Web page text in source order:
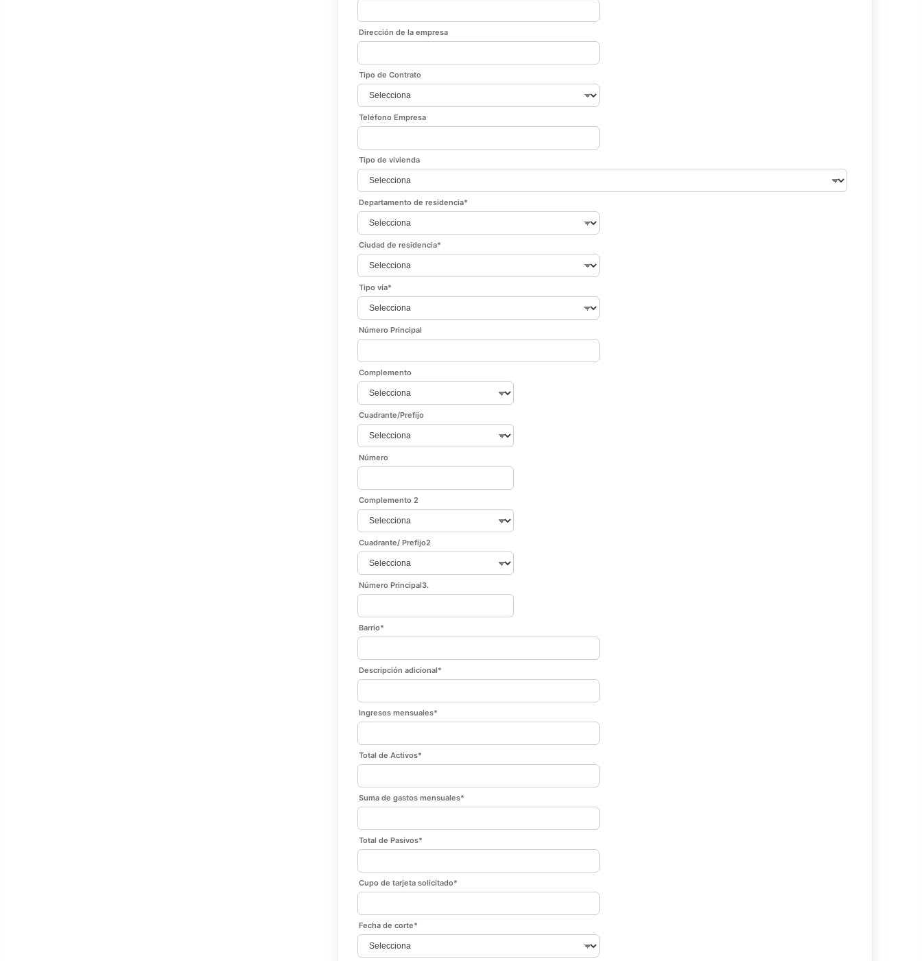
Dirección de la empresa
Tipo de Contrato
Teléfono Empresa
Tipo de vivienda
Departamento de residencia*
Ciudad de residencia*
Tipo vía*
Número Principal
Complemento
Cuadrante/Prefijo
Número
Complemento 2
Cuadrante/ Prefijo2
Número Principal3.
Barrio*
Descripción adicional*
Ingresos mensuales*
Total de Activos*
Suma de gastos mensuales*
Total de Pasivos*
Cupo de tarjeta solicitado*
Fecha de corte*